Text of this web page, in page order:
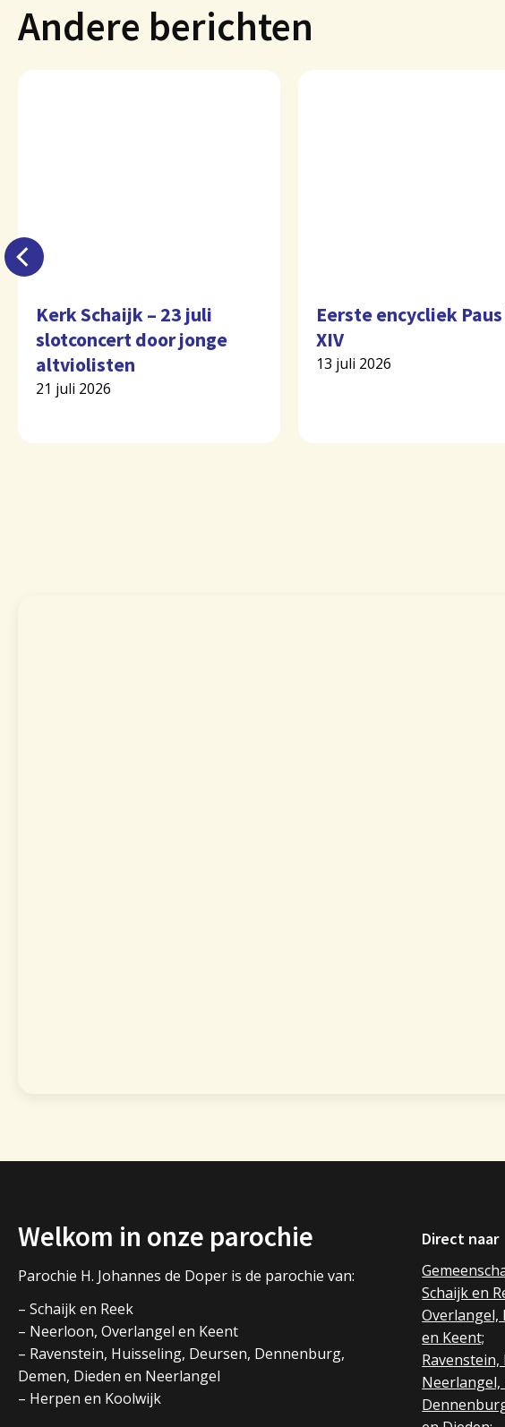
Andere berichten
Kerk Schaijk – 23 juli
slotconcert door jonge
altviolisten
21 juli 2026
Eerste encycliek
XIV
13 juli 2026
Welkom in onze parochie
Parochie H. Johannes de Doper is de parochie van:
– Schaijk en Reek
– Neerloon, Overlangel en Keent
– Ravenstein, Huisseling, Deursen, Dennenburg,
Demen, Dieden en Neerlangel
– Herpen en Koolwijk
Direct naar
Schaijk en
Overlangel,
en Keent;
Neerlangel,